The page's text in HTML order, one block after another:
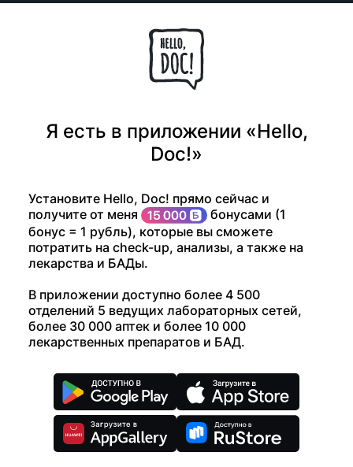
Я есть в приложении «Hello,
Doc!»
Установите Hello, Doc! прямо сейчас и
получите от меня
бонусами (1
бонус = 1 рубль), которые вы сможете
потратить на check-up, анализы, а также на
лекарства и БАДы.
В приложении доступно более 4 500
отделений 5 ведущих лабораторных сетей,
более 30 000 аптек и более 10 000
лекарственных препаратов и БАД.